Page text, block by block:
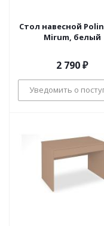
Стол навесной
Mirum, белый
2 790₽
Уведомить о